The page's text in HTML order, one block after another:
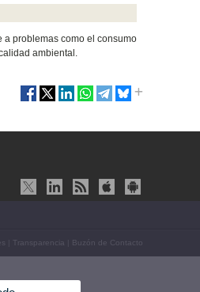
problemas como el consumo
ambiental.
Transparencia Buzón de Contacto